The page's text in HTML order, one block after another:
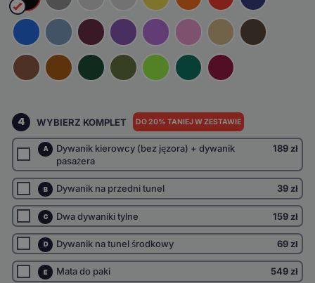
4 WYBIERZ KOMPLET DO 20% TANIEJ W ZESTAWIE
A
Dywanik kierowcy (bez jęzora) + dywanik
pasażera
189 zł
B Dywanik na przedni tunel 39 zł
C Dwa dywaniki tylne 159 zł
D Dywanik na tunel środkowy 69 zł
E Mata do paki 549 zł